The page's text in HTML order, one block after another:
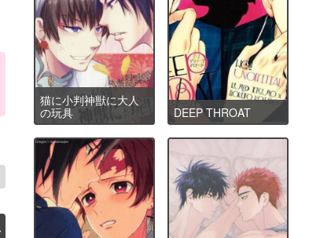
猫に小判神獣に大人
の玩具
DEEP THROAT